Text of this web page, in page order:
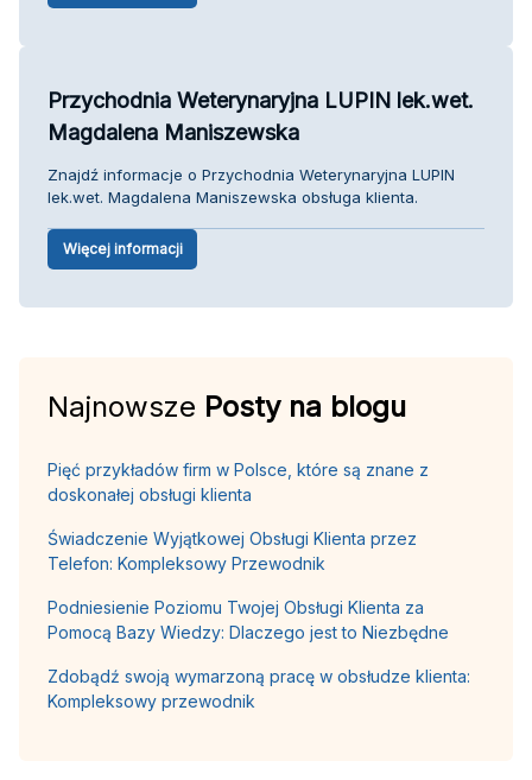
Przychodnia Weterynaryjna LUPIN lek.wet.
Magdalena Maniszewska
Znajdź informacje o Przychodnia Weterynaryjna LUPIN
lek.wet. Magdalena Maniszewska obsługa klienta.
Więcej informacji
Najnowsze Posty na blogu
Pięć przykładów firm w Polsce, które są znane z
doskonałej obsługi klienta
Świadczenie Wyjątkowej Obsługi Klienta przez
Telefon: Kompleksowy Przewodnik
Podniesienie Poziomu Twojej Obsługi Klienta za
Pomocą Bazy Wiedzy: Dlaczego jest to Niezbędne
Zdobądź swoją wymarzoną pracę w obsłudze klienta:
Kompleksowy przewodnik